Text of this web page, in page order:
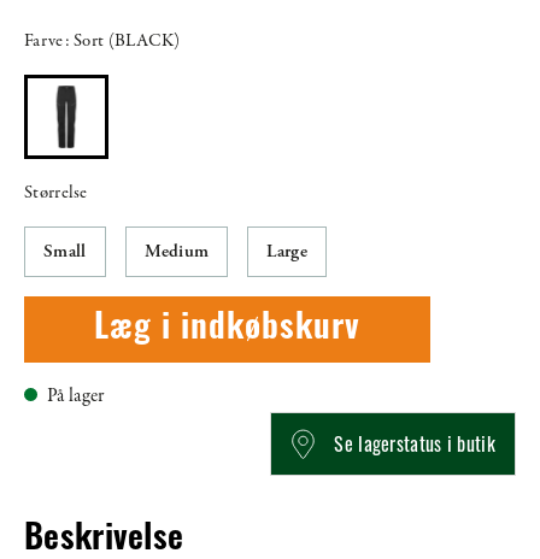
Farve: Sort (BLACK)
Størrelse
Small Medium Large
Læg i indkøbskurv
På lager
Se lagerstatus i butik
Beskrivelse